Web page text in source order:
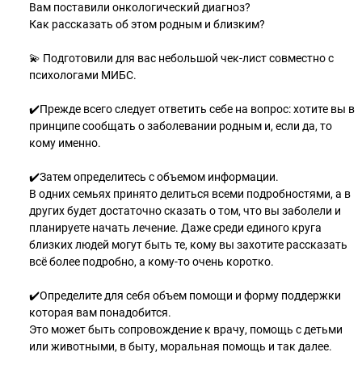
Вам поставили онкологический диагноз?
Как рассказать об этом родным и близким?
💫 Подготовили для вас небольшой чек-лист совместно с
психологами МИБС.
✔️Прежде всего следует ответить себе на вопрос: хотите вы в
принципе сообщать о заболевании родным и, если да, то
кому именно.
✔️Затем определитесь с объемом информации.
В одних семьях принято делиться всеми подробностями, а в
других будет достаточно сказать о том, что вы заболели и
планируете начать лечение. Даже среди единого круга
близких людей могут быть те, кому вы захотите рассказать
всё более подробно, а кому-то очень коротко.
✔️Определите для себя объем помощи и форму поддержки
которая вам понадобится.
Это может быть сопровождение к врачу, помощь с детьми
или животными, в быту, моральная помощь и так далее.